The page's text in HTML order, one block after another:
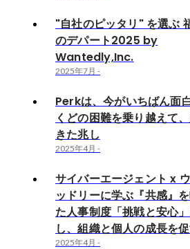
"自社のピッタリ" を選ぶ
のデパート2025 by
Wantedly,Inc.
2025年7月 -
Perkは、今がいちばん面
くどの困難を乗り越えて
きた兆し
2025年4月 -
サイバーエージェント x
ッドリーに学ぶ『共感』
た人事制度「挑戦と安心
し、組織と個人の成長を
2025年4月 -